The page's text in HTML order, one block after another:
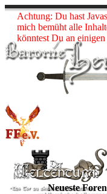
Neueste Beiträge:
Blog besuchen
Achtung: Du hast
mich bemüht alle
könntest Du an
Neueste